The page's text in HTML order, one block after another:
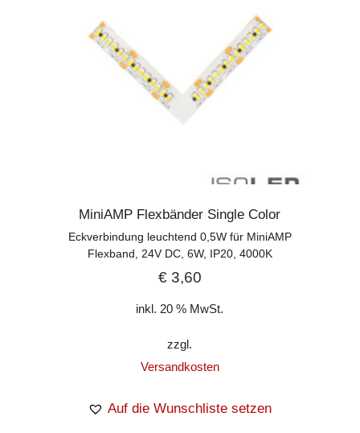
MiniAMP Flexbänder Single Color
Eckverbindung leuchtend 0,5W für MiniAMP
Flexband, 24V DC, 6W, IP20, 4000K
€3,60
inkl. 20 % MwSt.
zzgl.
Versandkosten
Auf die Wunschliste setzen